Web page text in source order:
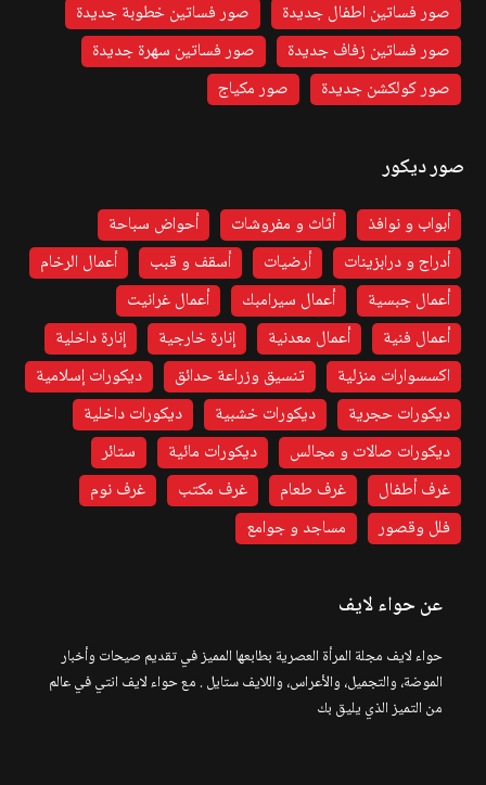
صور فساتين اطفال جديدة
صور فساتين خطوبة جديدة
صور فساتين زفاف جديدة
صور فساتين سهرة جديدة
صور كولكشن جديدة
صور مكياج
صور ديكور
أبواب و نوافذ أثاث و مفروشات
أحواض سباحة
أدراج و درابزينات
أرضيات أسقف و قبب
أعمال الرخام
أعمال جبسية
أعمال سيرامبك
أعمال غرانيت
أعمال فنية
أعمال معدنية إنارة خارجية
إنارة داخلية
اكسسوارات منزلية
تنسيق وزراعة حدائق
ديكورات إسلامية
ديكورات حجرية
ديكورات خشبية
ديكورات داخلية
ديكورات صالات و مجالس
ديكورات مائية
ستائر
غرف أطفال
غرف طعام غرف مكتب
غرف نوم
فلل وقصور
مساجد و جوامع
عن حواء لايف
حواء لايف مجلة المرأة العصرية بطابعها المميز في تقديم صيحات وأخبار
الموضة، والتجميل، والأعراس، واللايف ستايل . مع حواء لايف انتي في عالم
من التميز الذي يليق بك